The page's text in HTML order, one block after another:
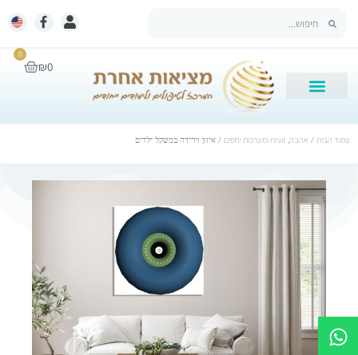
₪0
0
עמוד הבית / אהבה, זוגיות ומערכות יחסים / איזון וירידה במשקל ילדים